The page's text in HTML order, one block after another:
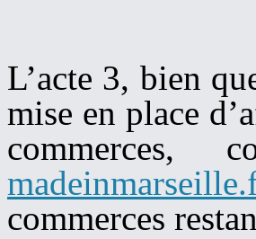
L’acte 3, bien
mise en place
commerces